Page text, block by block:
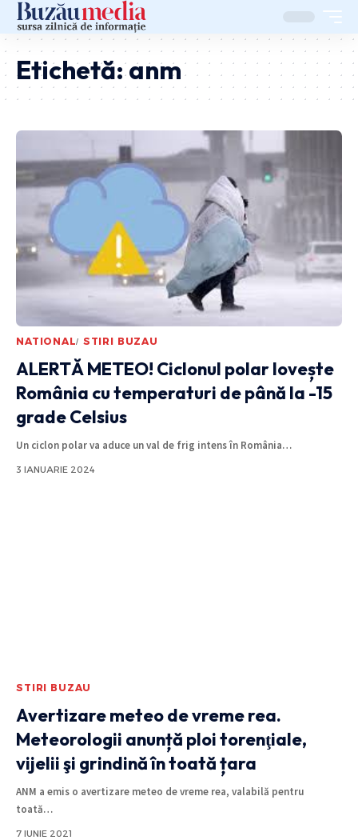
Etichetă:anm
NATIONAL STIRI BUZAU
ALERTĂ METEO! Ciclonul polar lovește
România cu temperaturi de până la -15
grade Celsius
Un ciclon polar va aduce un val de frig intens în România…
3 IANUARIE 2024
STIRI BUZAU
Avertizare meteo de vreme rea.
Meteorologii anunță ploi torenţiale,
vijelii şi grindină în toată țara
ANM a emis o avertizare meteo de vreme rea, valabilă pentru
toată…
7 IUNIE 2021